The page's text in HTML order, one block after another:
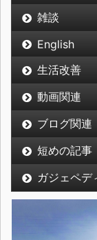
雑談
English
生活改善
動画関連
ブログ関連
短めの記事
ガジェペデ